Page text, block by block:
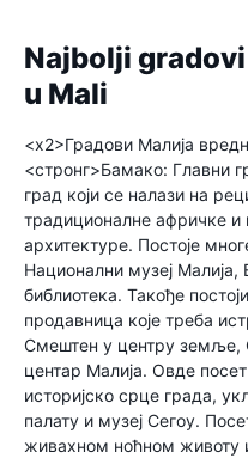
Najbolji
u Mali
<х2>Градови Малија
<стронг>Бамако: Главни
град који се налази на
традиционалне афричке
архитектуре. Постоје
Национални музеј
библиотека. Такође
продавница које треба
Смештен у центру земље,
центар Малија. Овде
историјско срце града,
палату и музеј Сегоу.
живахном ноћном животу